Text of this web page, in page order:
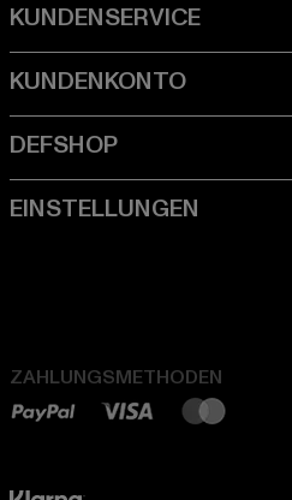
ZAHLUNGSMETHODEN